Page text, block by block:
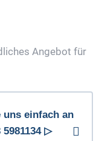
Angebot für
uns einfach an
▷